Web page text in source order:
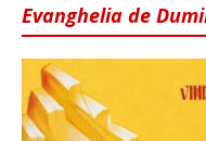
Evanghelia de